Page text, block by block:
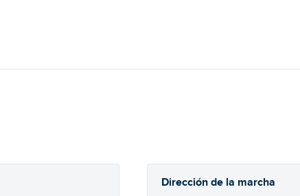
Dirección de la marcha